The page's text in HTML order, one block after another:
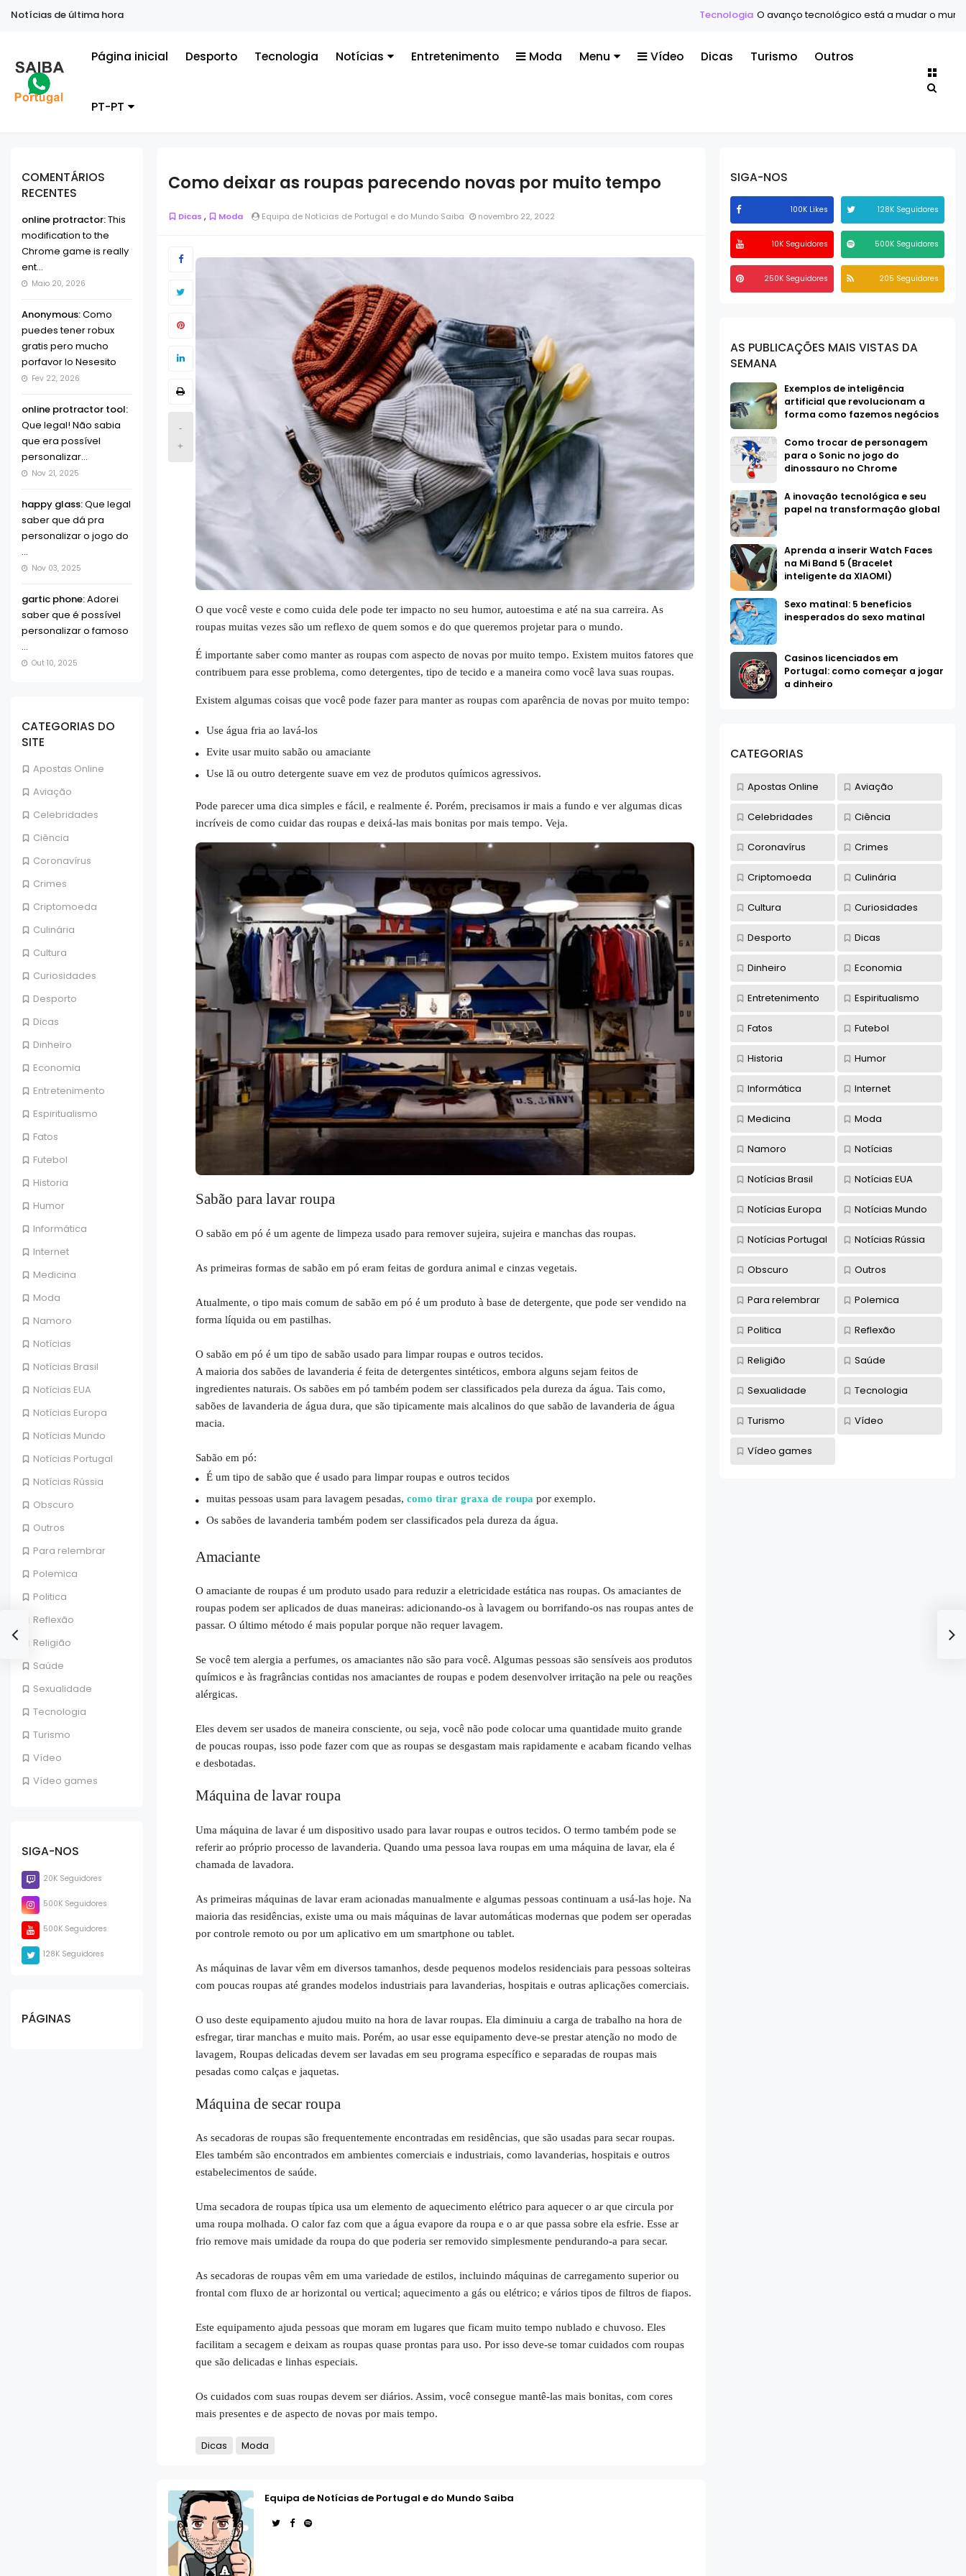
O avanço tecnológico está a mudar o mundo mais rápido do
Notícias de última hora
Página inicial Desporto Tecnologia Notícias Entretenimento Moda Menu Vídeo Dicas Turismo Outros
PT-PT
COMENTÁRIOS
RECENTES
online protractor:This
modification to the
Chrome game is really
ent...
Maio 20, 2026
Anonymous:Como
puedes tener robux
gratis pero mucho
porfavor lo Nesesito
Fev 22, 2026
online protractor tool:
Que legal! Não sabia
que era possível
personalizar...
Nov 21, 2025
happy glass:Que legal
saber que dá pra
personalizar o jogo do
...
Nov 03, 2025
gartic phone:Adorei
saber que é possível
personalizar o famoso
...
Out 10, 2025
CATEGORIAS DO
SITE
Apostas Online
Aviação
Celebridades
Ciência
Coronavírus
Crimes
Criptomoeda
Culinária
Cultura
Curiosidades
Desporto
Dicas
Dinheiro
Economia
Entretenimento
Espiritualismo
Fatos
Futebol
Historia
Humor
Informática
Internet
Medicina
Moda
Namoro
Notícias
Notícias Brasil
Notícias EUA
Notícias Europa
Notícias Mundo
Notícias Portugal
Notícias Rússia
Obscuro
Outros
Para relembrar
Polemica
Politica
Reflexão
Religião
Saúde
Sexualidade
Tecnologia
Turismo
Vídeo
Vídeo games
SIGA-NOS
20K Seguidores
500K Seguidores
500K Seguidores
128K Seguidores
PÁGINAS
Como deixar as roupas parecendo novas por muito tempo
Dicas , Moda Equipa de Notícias de Portugal e do Mundo Saiba novembro 22, 2022
-
+
O que você veste e como cuida dele pode ter impacto no seu humor, autoestima e até na sua carreira. As
roupas muitas vezes são um reflexo de quem somos e do que queremos projetar para o mundo.
É importante saber como manter as roupas com aspecto de novas por muito tempo. Existem muitos fatores que
contribuem para esse problema, como detergentes, tipo de tecido e a maneira como você lava suas roupas.
Existem algumas coisas que você pode fazer para manter as roupas com aparência de novas por muito tempo:
Use água fria ao lavá-los
Evite usar muito sabão ou amaciante
Use lã ou outro detergente suave em vez de produtos químicos agressivos.
Pode parecer uma dica simples e fácil, e realmente é. Porém, precisamos ir mais a fundo e ver algumas dicas
incríveis de como cuidar das roupas e deixá-las mais bonitas por mais tempo. Veja.
Sabão para lavar roupa
O sabão em pó é um agente de limpeza usado para remover sujeira, sujeira e manchas das roupas.
As primeiras formas de sabão em pó eram feitas de gordura animal e cinzas vegetais.
Atualmente, o tipo mais comum de sabão em pó é um produto à base de detergente, que pode ser vendido na
forma líquida ou em pastilhas.
O sabão em pó é um tipo de sabão usado para limpar roupas e outros tecidos.
A maioria dos sabões de lavanderia é feita de detergentes sintéticos, embora alguns sejam feitos de
ingredientes naturais. Os sabões em pó também podem ser classificados pela dureza da água. Tais como,
sabões de lavanderia de água dura, que são tipicamente mais alcalinos do que sabão de lavanderia de água
macia.
Sabão em pó:
É um tipo de sabão que é usado para limpar roupas e outros tecidos
muitas pessoas usam para lavagem pesadas, como tirar graxa de roupa por exemplo.
Os sabões de lavanderia também podem ser classificados pela dureza da água.
Amaciante
O amaciante de roupas é um produto usado para reduzir a eletricidade estática nas roupas. Os amaciantes de
roupas podem ser aplicados de duas maneiras: adicionando-os à lavagem ou borrifando-os nas roupas antes de
passar. O último método é mais popular porque não requer lavagem.
Se você tem alergia a perfumes, os amaciantes não são para você. Algumas pessoas são sensíveis aos produtos
químicos e às fragrâncias contidas nos amaciantes de roupas e podem desenvolver irritação na pele ou reações
alérgicas.
Eles devem ser usados de maneira consciente, ou seja, você não pode colocar uma quantidade muito grande
de poucas roupas, isso pode fazer com que as roupas se desgastam mais rapidamente e acabam ficando velhas
e desbotadas.
Máquina de lavar roupa
Uma máquina de lavar é um dispositivo usado para lavar roupas e outros tecidos. O termo também pode se
referir ao próprio processo de lavanderia. Quando uma pessoa lava roupas em uma máquina de lavar, ela é
chamada de lavadora.
As primeiras máquinas de lavar eram acionadas manualmente e algumas pessoas continuam a usá-las hoje. Na
maioria das residências, existe uma ou mais máquinas de lavar automáticas modernas que podem ser operadas
por controle remoto ou por um aplicativo em um smartphone ou tablet.
As máquinas de lavar vêm em diversos tamanhos, desde pequenos modelos residenciais para pessoas solteiras
com poucas roupas até grandes modelos industriais para lavanderias, hospitais e outras aplicações comerciais.
O uso deste equipamento ajudou muito na hora de lavar roupas. Ela diminuiu a carga de trabalho na hora de
esfregar, tirar manchas e muito mais. Porém, ao usar esse equipamento deve-se prestar atenção no modo de
lavagem, Roupas delicadas devem ser lavadas em seu programa específico e separadas de roupas mais
pesadas como calças e jaquetas.
Máquina de secar roupa
As secadoras de roupas são frequentemente encontradas em residências, que são usadas para secar roupas.
Eles também são encontrados em ambientes comerciais e industriais, como lavanderias, hospitais e outros
estabelecimentos de saúde.
Uma secadora de roupas típica usa um elemento de aquecimento elétrico para aquecer o ar que circula por
uma roupa molhada. O calor faz com que a água evapore da roupa e o ar que passa sobre ela esfrie. Esse ar
frio remove mais umidade da roupa do que poderia ser removido simplesmente pendurando-a para secar.
As secadoras de roupas vêm em uma variedade de estilos, incluindo máquinas de carregamento superior ou
frontal com fluxo de ar horizontal ou vertical; aquecimento a gás ou elétrico; e vários tipos de filtros de fiapos.
Este equipamento ajuda pessoas que moram em lugares que ficam muito tempo nublado e chuvoso. Eles
facilitam a secagem e deixam as roupas quase prontas para uso. Por isso deve-se tomar cuidados com roupas
que são delicadas e linhas especiais.
Os cuidados com suas roupas devem ser diários. Assim, você consegue mantê-las mais bonitas, com cores
mais presentes e de aspecto de novas por mais tempo.
Dicas Moda
Equipa de Notícias de Portugal e do Mundo Saiba
SIGA-NOS
100K Likes 128K Seguidores
10K Seguidores 500K Seguidores
250K Seguidores 205 Seguidores
AS PUBLICAÇÕES MAIS VISTAS DA
SEMANA
Exemplos de inteligência
artificial que revolucionam a
forma como fazemos negócios
Como trocar de personagem
para o Sonic no jogo do
dinossauro no Chrome
A inovação tecnológica e seu
papel na transformação global
Aprenda a inserir Watch Faces
na Mi Band 5 (Bracelet
inteligente da XIAOMI)
Sexo matinal: 5 benefícios
inesperados do sexo matinal
Casinos licenciados em
Portugal: como começar a jogar
a dinheiro
CATEGORIAS
Apostas Online Aviação
Celebridades Ciência
Coronavírus Crimes
Criptomoeda Culinária
Cultura Curiosidades
Desporto Dicas
Dinheiro Economia
Entretenimento Espiritualismo
Fatos Futebol
Historia Humor
Informática Internet
Medicina Moda
Namoro Notícias
Notícias Brasil Notícias EUA
Notícias Europa Notícias Mundo
Notícias Portugal Notícias Rússia
Obscuro Outros
Para relembrar Polemica
Politica Reflexão
Religião Saúde
Sexualidade Tecnologia
Turismo Vídeo
Vídeo games